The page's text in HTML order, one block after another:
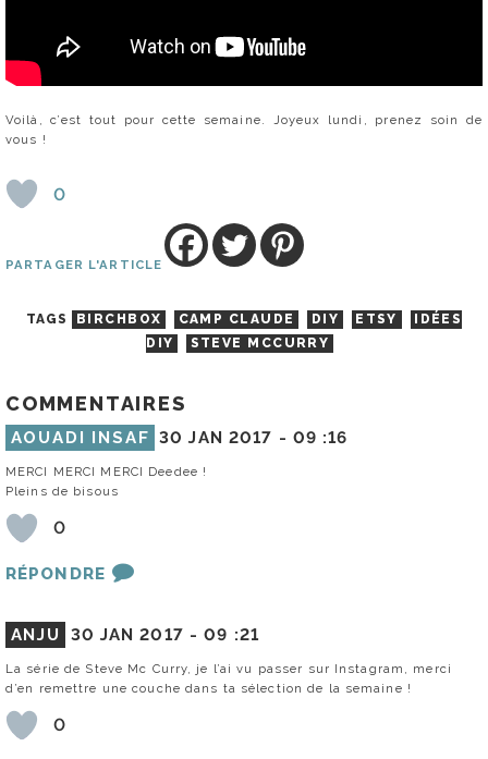
Voilà, c’est tout pour cette semaine. Joyeux lundi, prenez soin de
vous !
0
PARTAGER L'ARTICLE
TAGS BIRCHBOX CAMP CLAUDE DIY ETSY
IDÉES
DIY
STEVE MCCURRY
COMMENTAIRES
AOUADI INSAF 30 JAN 2017 - 09 :16
MERCI MERCI MERCI Deedee !
Pleins de bisous
0
RÉPONDRE
ANJU 30 JAN 2017 -09 :21
La série de Steve Mc Curry, je l’ai vu passer sur Instagram, merci
d’en remettre une couche dans ta sélection de la semaine !
0